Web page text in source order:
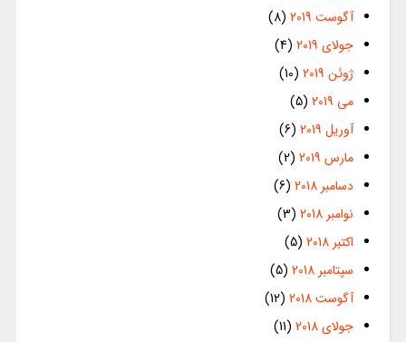
آگوست 2019
(8)
جولای 2019
(4)
ژوئن 2019
(10)
می 2019
(5)
آوریل 2019
(6)
مارس 2019
(2)
دسامبر 2018
(6)
نوامبر 2018
(3)
اکتبر 2018
(5)
سپتامبر 2018
(5)
آگوست 2018
(12)
جولای 2018
(11)